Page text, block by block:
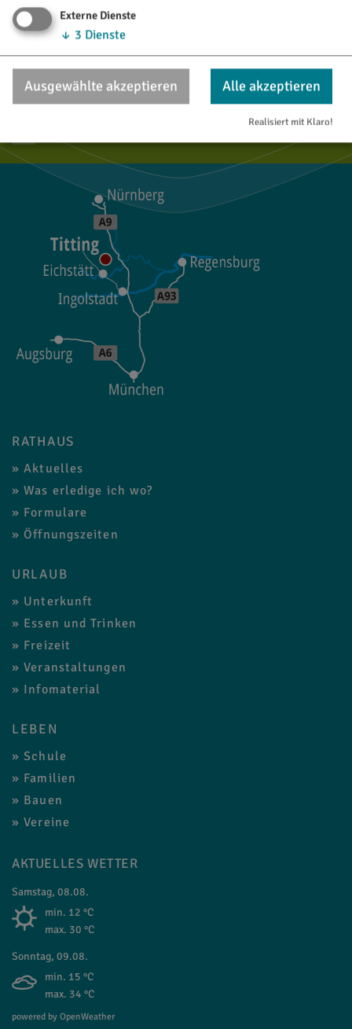
TOURISTINFO
85135 Titting
08423/9921-28
RATHAUS
Aktuelles
Was erledige ich wo?
Formulare
Öffnungszeiten
URLAUB
Unterkunft
Essen und Trinken
Freizeit
Veranstaltungen
Infomaterial
LEBEN
Schule
Familien
Bauen
Vereine
AKTUELLES WETTER
Samstag, 08.08.
min. 12 °C
max. 30 °C
Sonntag, 09.08.
min. 15 °C
max. 34 °C
powered by OpenWeather
Externe Dienste
↓ 3 Dienste
Ausgewählte akzeptieren Alle akzeptieren
Realisiert mit Klaro!